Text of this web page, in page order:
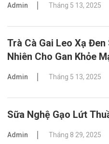
Admin Tháng 5 13, 2025
Trà Cà Gai Leo Xạ
Nhiên Cho Gan Khỏe
Admin Tháng 5 13, 2025
Sữa Nghệ Gạo Lứt
Admin Tháng 8 29, 2025